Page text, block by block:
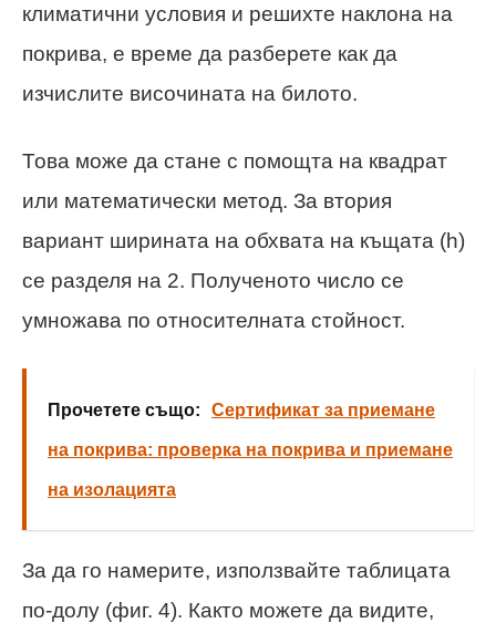
климатични условия и решихте наклона на
покрива, е време да разберете как да
изчислите височината на билото.
Това може да стане с помощта на квадрат
или математически метод. За втория
вариант ширината на обхвата на къщата (h)
се разделя на 2. Полученото число се
умножава по относителната стойност.
Прочетете също: Сертификат за приемане
на покрива: проверка на покрива и приемане
на изолацията
За да го намерите, използвайте таблицата
по-долу (фиг. 4). Както можете да видите,